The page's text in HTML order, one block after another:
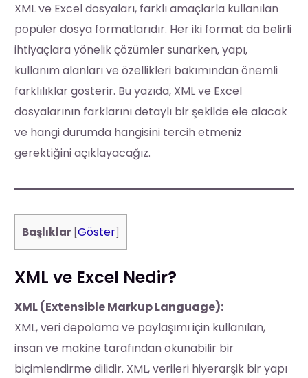
XML ve Excel dosyaları, farklı amaçlarla kullanılan
popüler dosya formatlarıdır. Her iki format da belirli
ihtiyaçlara yönelik çözümler sunarken, yapı,
kullanım alanları ve özellikleri bakımından önemli
farklılıklar gösterir. Bu yazıda, XML ve Excel
dosyalarının farklarını detaylı bir şekilde ele alacak
ve hangi durumda hangisini tercih etmeniz
gerektiğini açıklayacağız.
Başlıklar [Göster
XML ve Excel Nedir?
XML (Extensible Markup Language):
XML, veri depolama ve paylaşımı için kullanılan,
insan ve makine tarafından okunabilir bir
biçimlendirme dilidir. XML, verileri hiyerarşik bir yapı